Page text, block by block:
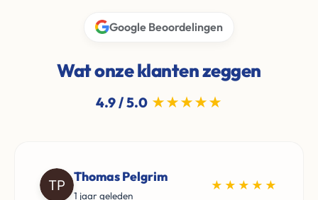
Google Beoordelingen
Wat onze klanten zeggen
4.9 / 5.0 ★★★★★
Thomas Pelgrim
1 jaar geleden
★★★★★